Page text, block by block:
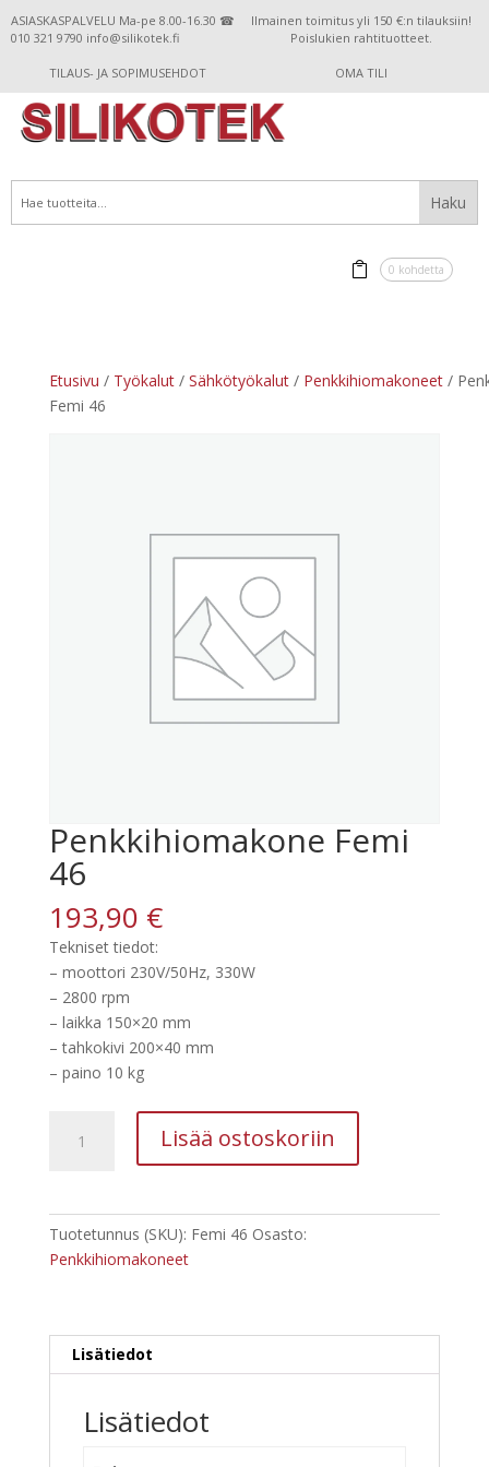
ASIASKASPALVELU Ma-pe 8.00-16.30 ☎
010 321 9790 info@silikotek.fi
Ilmainen toimitus yli 150 €:n tilauksiin!
Poislukien rahtituotteet.
TILAUS- JA SOPIMUSEHDOT OMA TILI
0 kohdetta
Etusivu / Työkalut/ Sähkötyökalut/ Penkkihiomakoneet/
Femi 46
Penkkihiomakone Femi
46
193,90 €
Tekniset tiedot:
– moottori 230V/50Hz, 330W
– 2800 rpm
– laikka 150×20 mm
– tahkokivi 200×40 mm
– paino 10 kg
Femi
Lisää ostoskoriin
Tuotetunnus (SKU): Femi 46 Osasto:
Penkkihiomakoneet
Lisätiedot
Lisätiedot